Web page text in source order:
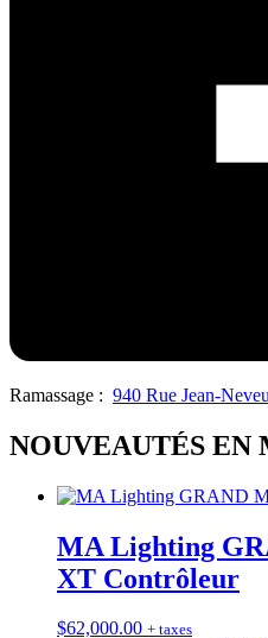
Ramassage : 940 Rue Jean-
NOUVEAUTÉS EN
MA Lighting
XT Contrôleur
$62,000.00 + taxes